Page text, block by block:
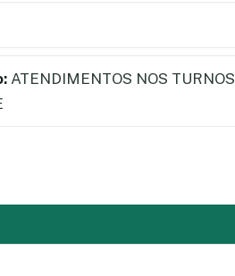
ATENDIMENTOS NOS TURNOS